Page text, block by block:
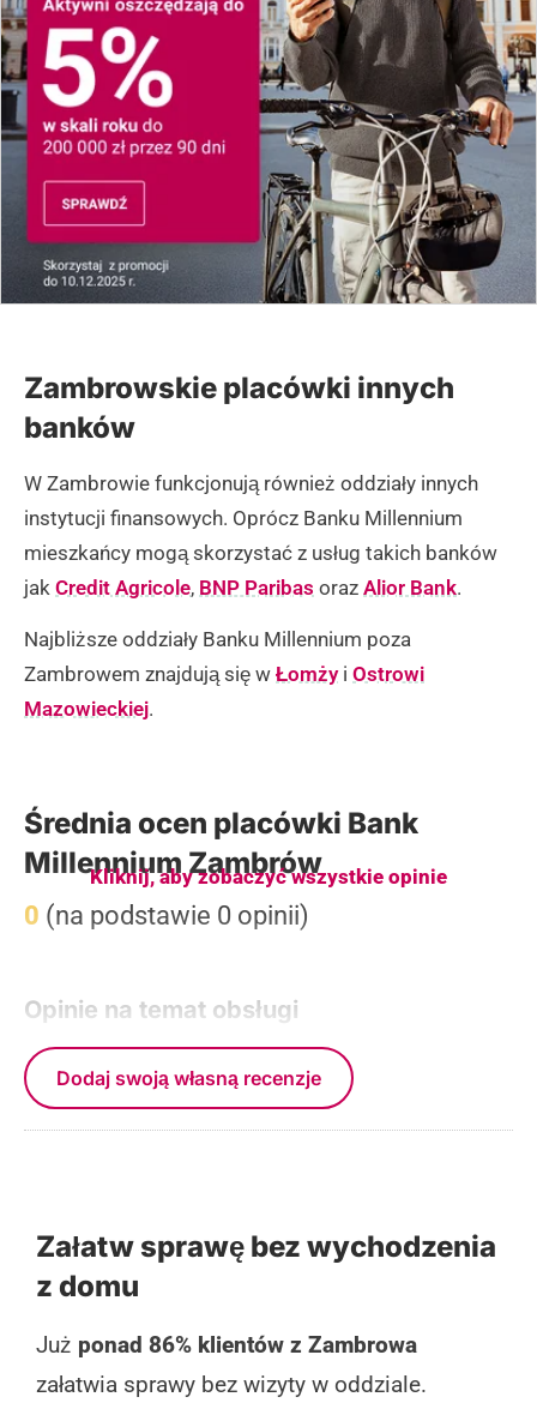
Zambrowskie placówki innych
banków
W Zambrowie funkcjonują również oddziały innych
instytucji finansowych. Oprócz Banku Millennium
mieszkańcy mogą skorzystać z usług takich banków
jak Credit Agricole, BNP Paribas oraz Alior Bank.
Najbliższe oddziały Banku Millennium poza
Zambrowem znajdują się w Łomżyi Ostrowi
Mazowieckiej.
Średnia ocen placówki Bank
Millennium Zambrów
0 (na podstawie 0 opinii)
Opinie na temat obsługi
Kliknij, aby zobaczyć wszystkie opinie
Dodaj swoją własną recenzje
Załatw sprawę bez wychodzenia
z domu
Już ponad 86% klientów z Zambrowa
załatwia sprawy bez wizyty w oddziale.